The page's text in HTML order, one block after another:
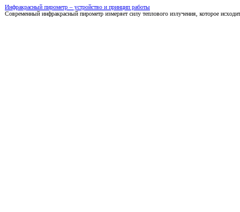
Инфракрасный пирометр – устройство и принцип работы
Современный инфракрасный пирометр измеряет силу теплового излучения, которое